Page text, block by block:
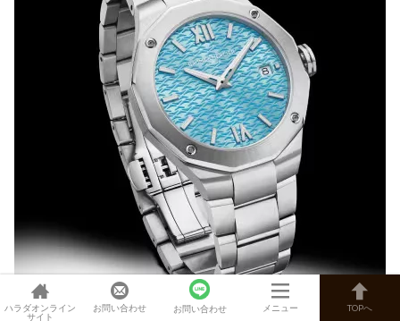
ハラダオンライン
サイト
お問い合わせ お問い合わせ メニュー TOPへ